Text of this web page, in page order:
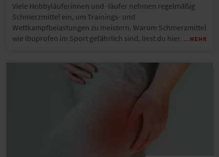
Viele Hobbyläuferinnen und -läufer nehmen regelmäßig
Schmerzmittel ein, um Trainings- und
Wettkampfbelastungen zu meistern. Warum Schmerzmittel
wie Ibuprofen im Sport gefährlich sind, liest du hier. …MEHR